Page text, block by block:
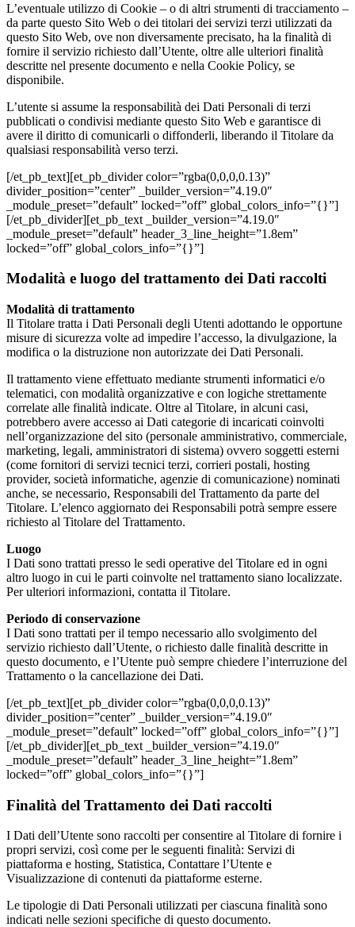
L’eventuale utilizzo di Cookie – o di altri strumenti di tracciamento –
da parte questo Sito Web o dei titolari dei servizi terzi utilizzati da
questo Sito Web, ove non diversamente precisato, ha la finalità di
fornire il servizio richiesto dall’Utente, oltre alle ulteriori finalità
descritte nel presente documento e nella Cookie Policy, se
disponibile.
L’utente si assume la responsabilità dei Dati Personali di terzi
pubblicati o condivisi mediante questo Sito Web e garantisce di
avere il diritto di comunicarli o diffonderli, liberando il Titolare da
qualsiasi responsabilità verso terzi.
[/et_pb_text][et_pb_divider color=”rgba(0,0,0,0.13)”
divider_position=”center” _builder_version=”4.19.0″
_module_preset=”default” locked=”off” global_colors_info=”{}”]
[/et_pb_divider][et_pb_text _builder_version=”4.19.0″
_module_preset=”default” header_3_line_height=”1.8em”
locked=”off” global_colors_info=”{}”]
Modalità e luogo del trattamento dei Dati raccolti
Modalità di trattamento
Il Titolare tratta i Dati Personali degli Utenti adottando le opportune
misure di sicurezza volte ad impedire l’accesso, la divulgazione, la
modifica o la distruzione non autorizzate dei Dati Personali.
Il trattamento viene effettuato mediante strumenti informatici e/o
telematici, con modalità organizzative e con logiche strettamente
correlate alle finalità indicate. Oltre al Titolare, in alcuni casi,
potrebbero avere accesso ai Dati categorie di incaricati coinvolti
nell’organizzazione del sito (personale amministrativo, commerciale,
marketing, legali, amministratori di sistema) ovvero soggetti esterni
(come fornitori di servizi tecnici terzi, corrieri postali, hosting
provider, società informatiche, agenzie di comunicazione) nominati
anche, se necessario, Responsabili del Trattamento da parte del
Titolare. L’elenco aggiornato dei Responsabili potrà sempre essere
richiesto al Titolare del Trattamento.
Luogo
I Dati sono trattati presso le sedi operative del Titolare ed in ogni
altro luogo in cui le parti coinvolte nel trattamento siano localizzate.
Per ulteriori informazioni, contatta il Titolare.
Periodo di conservazione
I Dati sono trattati per il tempo necessario allo svolgimento del
servizio richiesto dall’Utente, o richiesto dalle finalità descritte in
questo documento, e l’Utente può sempre chiedere l’interruzione del
Trattamento o la cancellazione dei Dati.
[/et_pb_text][et_pb_divider color=”rgba(0,0,0,0.13)”
divider_position=”center” _builder_version=”4.19.0″
_module_preset=”default” locked=”off” global_colors_info=”{}”]
[/et_pb_divider][et_pb_text _builder_version=”4.19.0″
_module_preset=”default” header_3_line_height=”1.8em”
locked=”off” global_colors_info=”{}”]
Finalità del Trattamento dei Dati raccolti
I Dati dell’Utente sono raccolti per consentire al Titolare di fornire i
propri servizi, così come per le seguenti finalità: Servizi di
piattaforma e hosting, Statistica, Contattare l’Utente e
Visualizzazione di contenuti da piattaforme esterne.
Le tipologie di Dati Personali utilizzati per ciascuna finalità sono
indicati nelle sezioni specifiche di questo documento.